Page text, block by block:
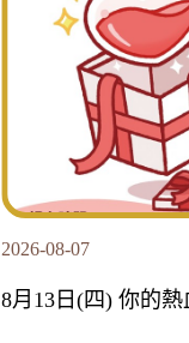
2026-06-24
地藏王菩薩聖誕暨